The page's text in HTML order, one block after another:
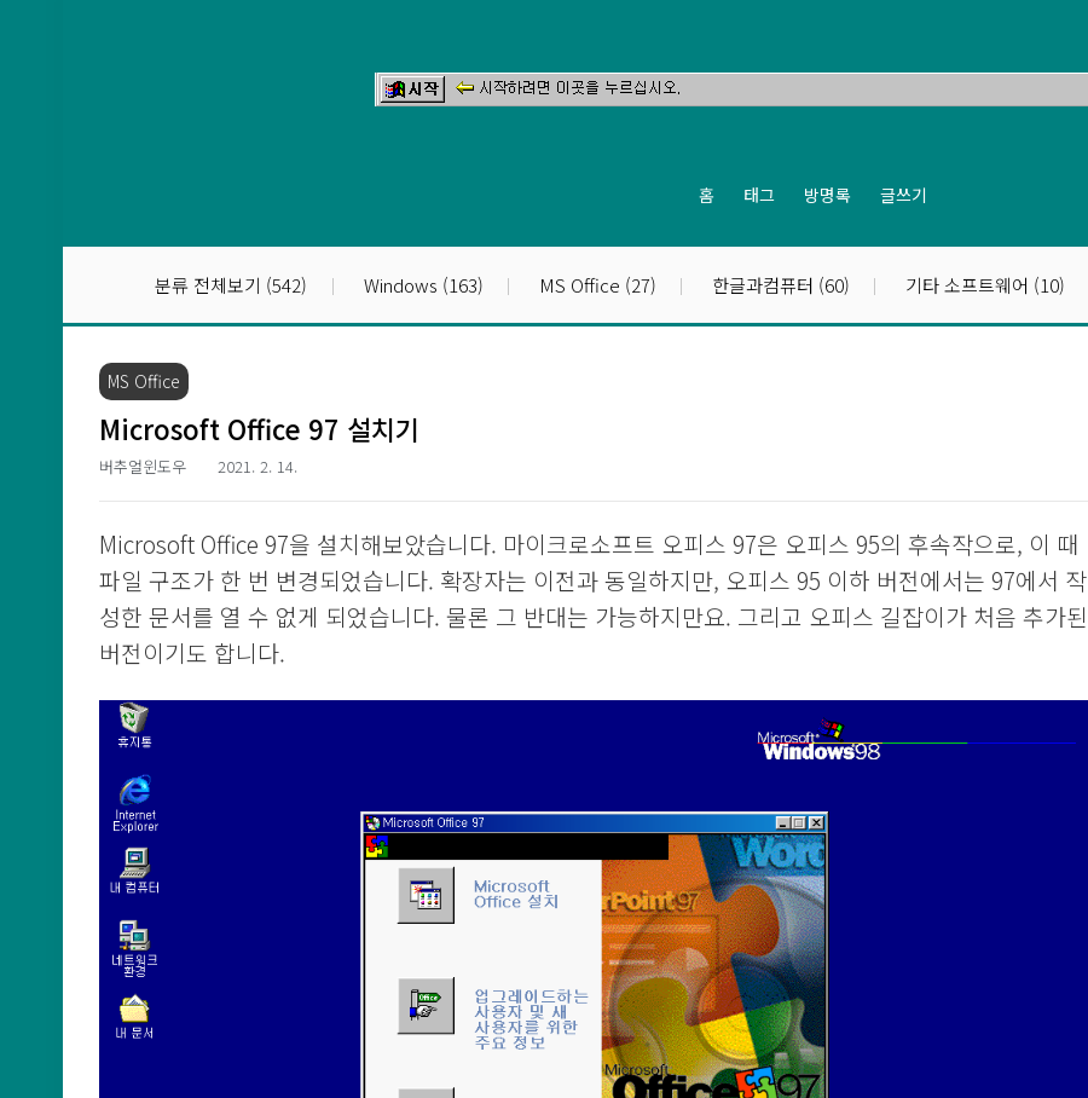
홈 태그 방명록 글쓰기
분류 전체보기 (542) Windows (163) MS Office (27) 한글과컴퓨터 (60) 기타 소프트웨어 (10)
MS Office
Microsoft Office 97 설치기
버추얼윈도우 2021. 2. 14.
Microsoft Office 97을 설치해보았습니다. 마이크로소프트 오피스 97은 오피스 95의 후속작으로, 이 때
파일 구조가 한 번 변경되었습니다. 확장자는 이전과 동일하지만, 오피스 95 이하 버전에서는 97에서 작
성한 문서를 열 수 없게 되었습니다. 물론 그 반대는 가능하지만요. 그리고 오피스 길잡이가 처음 추가된
버전이기도 합니다.